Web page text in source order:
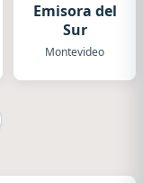
Emisora del
Sur
Montevideo